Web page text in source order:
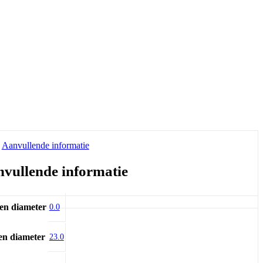
Aanvullende informatie
informatie
diameter 0.0
diameter 23.0